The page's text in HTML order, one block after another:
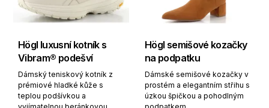
Högl luxusní kotník s
Vibram® podešví
Dámský teniskový kotník z
prémiové hladké kůže s
teplou podšívkou a
Högl semišové kozačky
na podpatku
Dámské semišové kozačky v
prostém a elegantním střihu s
úzkou špičkou a pohodlným